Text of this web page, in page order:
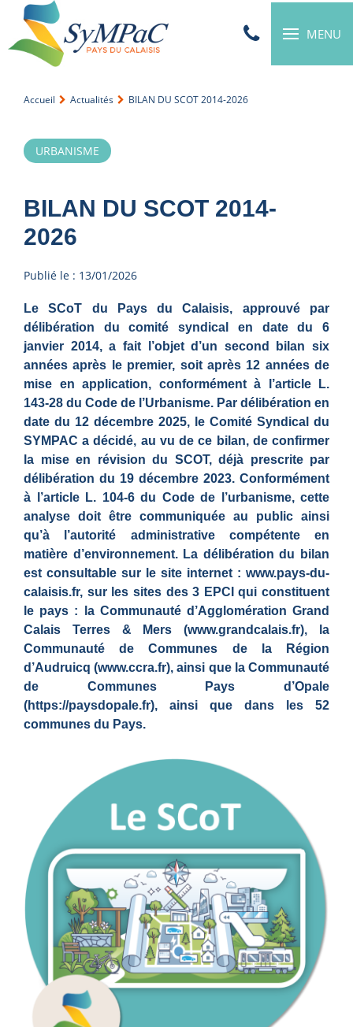
MENU
Accueil Actualités BILAN DU SCOT 2014-2026
URBANISME
BILAN DU SCOT 2014-
2026
Publié le : 13/01/2026
Le SCoT du Pays du Calaisis, approuvé par
délibération du comité syndical en date du 6
janvier 2014, a fait l’objet d’un second bilan six
années après le premier, soit après 12 années de
mise en application, conformément à l’article L.
143-28 du Code de l’Urbanisme. Par délibération en
date du 12 décembre 2025, le Comité Syndical du
SYMPAC a décidé, au vu de ce bilan, de confirmer
la mise en révision du SCOT, déjà prescrite par
délibération du 19 décembre 2023. Conformément
à l’article L. 104-6 du Code de l’urbanisme, cette
analyse doit être communiquée au public ainsi
qu’à l’autorité administrative compétente en
matière d’environnement. La délibération du bilan
est consultable sur le site internet : www.pays-du-
calaisis.fr, sur les sites des 3 EPCI qui constituent
le pays : la Communauté d’Agglomération Grand
Calais Terres & Mers (www.grandcalais.fr), la
Communauté de Communes de la Région
d’Audruicq (www.ccra.fr), ainsi que la Communauté
de Communes Pays d’Opale
(https://paysdopale.fr), ainsi que dans les 52
communes du Pays.